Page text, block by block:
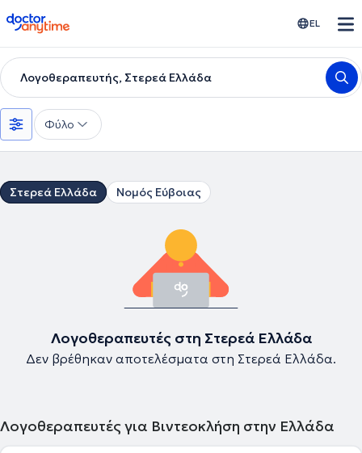
doctoranytime EL
Λογοθεραπευτής, Στερεά Ελλάδα
Φύλο
Στερεά Ελλάδα Νομός Εύβοιας
Λογοθεραπευτές στη Στερεά Ελλάδα
Δεν βρέθηκαν αποτελέσματα στη Στερεά Ελλάδα.
Λογοθεραπευτές για Βιντεοκλήση στην Ελλάδα